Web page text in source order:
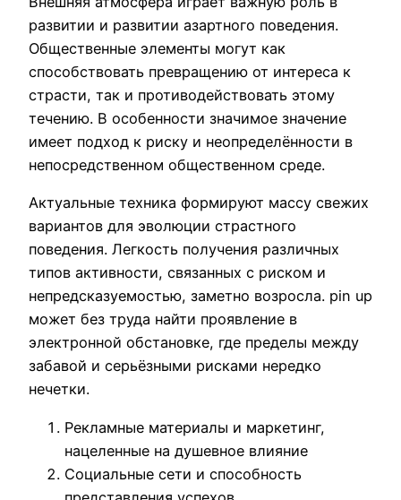
развитии и развитии азартного поведения.
Общественные элементы могут как
способствовать превращению от интереса к
страсти, так и противодействовать этому
течению. В особенности значимое значение
имеет подход к риску и неопределённости в
непосредственном общественном среде.
Актуальные техника формируют массу свежих
вариантов для эволюции страстного
поведения. Легкость получения различных
типов активности, связанных с риском и
непредсказуемостью, заметно возросла. pin up
может без труда найти проявление в
электронной обстановке, где пределы между
забавой и серьёзными рисками нередко
нечетки.
Рекламные материалы и маркетинг,
нацеленные на душевное влияние
Социальные сети и способность